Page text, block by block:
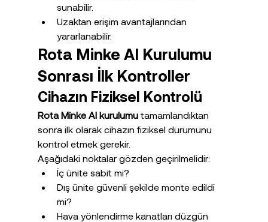
sunabilir.
Uzaktan erişim avantajlarından
yararlanabilir.
Rota Minke AI Kurulumu
Sonrası İlk Kontroller
Cihazın Fiziksel Kontrolü
Rota Minke AI kurulumu tamamlandıktan
sonra ilk olarak cihazın fiziksel durumunu
kontrol etmek gerekir.
Aşağıdaki noktalar gözden geçirilmelidir:
İç ünite sabit mi?
Dış ünite güvenli şekilde monte edildi
mi?
Hava yönlendirme kanatları düzgün